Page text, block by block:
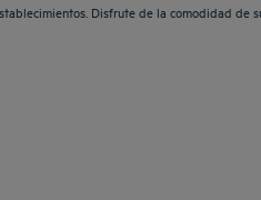
Disfrute de la comodidad de